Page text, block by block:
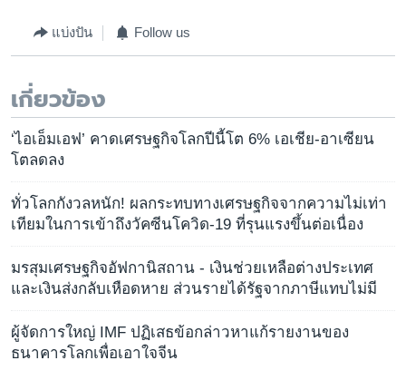
แบ่งปัน Follow us
เกี่ยวข้อง
‘ไอเอ็มเอฟ’ คาดเศรษฐกิจโลกปีนี้โต 6% เอเชีย-อาเซียน
โตลดลง
ทั่วโลกกังวลหนัก! ผลกระทบทางเศรษฐกิจจากความไม่เท่า
เทียมในการเข้าถึงวัคซีนโควิด-19 ที่รุนแรงขึ้นต่อเนื่อง
มรสุมเศรษฐกิจอัฟกานิสถาน - เงินช่วยเหลือต่างประเทศ
และเงินส่งกลับเหือดหาย ส่วนรายได้รัฐจากภาษีแทบไม่มี
ผู้จัดการใหญ่ IMF ปฏิเสธข้อกล่าวหาแก้รายงานของ
ธนาคารโลกเพื่อเอาใจจีน